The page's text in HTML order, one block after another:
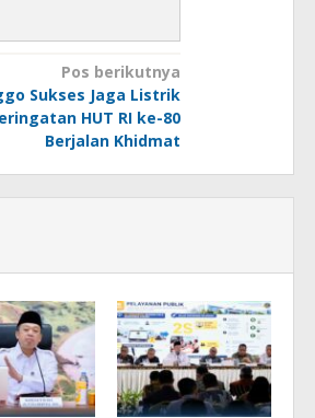
Pos berikutnya
Sukses Jaga Listrik
HUT RI ke-80
Berjalan Khidmat